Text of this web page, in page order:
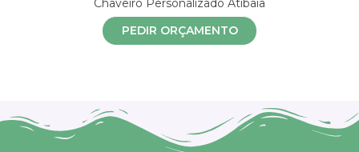
Chaveiro Personalizado Atibaia
PEDIR ORÇAMENTO